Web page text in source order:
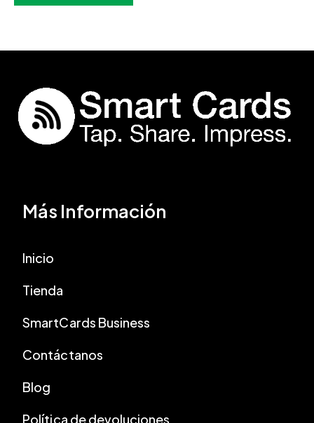
Más Información
Inicio
Tienda
SmartCards Business
Contáctanos
Blog
Política de devoluciones